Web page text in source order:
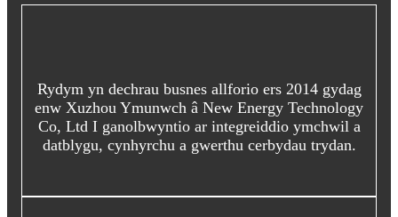
Rydym yn dechrau busnes allforio ers 2014 gydag
enw Xuzhou Ymunwch â New Energy Technology
Co, Ltd I ganolbwyntio ar integreiddio ymchwil a
datblygu, cynhyrchu a gwerthu cerbydau trydan.